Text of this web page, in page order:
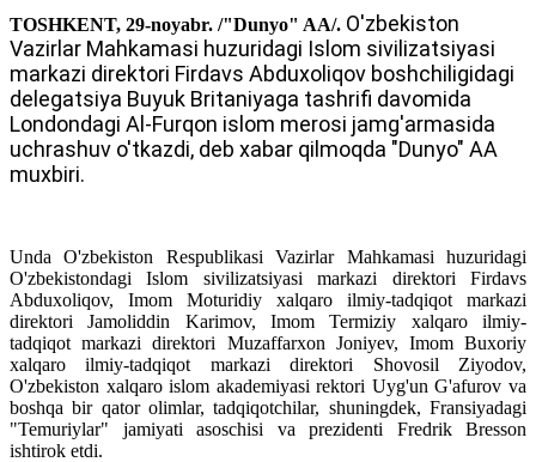
TOSHKENT, 29-noyabr. /"Dunyo" AA/. O'zbekiston
Vazirlar Mahkamasi huzuridagi Islom sivilizatsiyasi
markazi direktori Firdavs Abduxoliqov boshchiligidagi
delegatsiya Buyuk Britaniyaga tashrifi davomida
Londondagi Al-Furqon islom merosi jamg'armasida
uchrashuv o'tkazdi, deb xabar qilmoqda "Dunyo" AA
muxbiri.
Unda O'zbekiston Respublikasi Vazirlar Mahkamasi huzuridagi
O'zbekistondagi Islom sivilizatsiyasi markazi direktori Firdavs
Abduxoliqov, Imom Moturidiy xalqaro ilmiy-tadqiqot markazi
direktori Jamoliddin Karimov, Imom Termiziy xalqaro ilmiy-
tadqiqot markazi direktori Muzaffarxon Joniyev, Imom Buxoriy
xalqaro ilmiy-tadqiqot markazi direktori Shovosil Ziyodov,
O'zbekiston xalqaro islom akademiyasi rektori Uyg'un G'afurov va
boshqa bir qator olimlar, tadqiqotchilar, shuningdek, Fransiyadagi
"Temuriylar" jamiyati asoschisi va prezidenti Fredrik Bresson
ishtirok etdi.